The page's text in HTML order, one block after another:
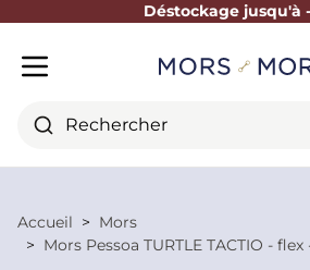
Déstockage jusqu'à
Fermer
Rechercher
Accueil
Mors
Mors Pessoa TURTLE TACTIO -